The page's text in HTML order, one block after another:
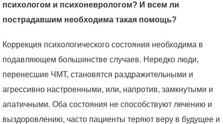
психологом и психоневрологом? И всем ли
пострадавшим необходима такая помощь?
Коррекция психологического состояния необходима в
подавляющем большинстве случаев. Нередко люди,
перенесшие ЧМТ, становятся раздражительными и
агрессивно настроенными, или, напротив, замкнутыми и
апатичными. Оба состояния не способствуют лечению и
выздоровлению, часто пациенты теряют веру в будущее и